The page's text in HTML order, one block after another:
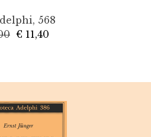
568
€ 11,40